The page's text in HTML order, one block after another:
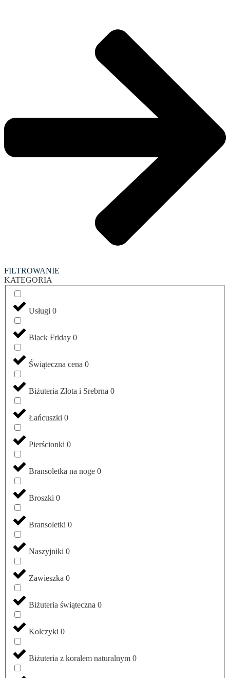
FILTROWANIE
KATEGORIA
Usługi 0
Black Friday 0
Świąteczna cena 0
Biżuteria Złota i Srebrna 0
Łańcuszki 0
Pierścionki 0
Bransoletka na noge 0
Broszki 0
Bransoletki 0
Naszyjniki 0
Zawieszka 0
Biżuteria świąteczna 0
Kolczyki 0
Biżuteria z koralem naturalnym 0